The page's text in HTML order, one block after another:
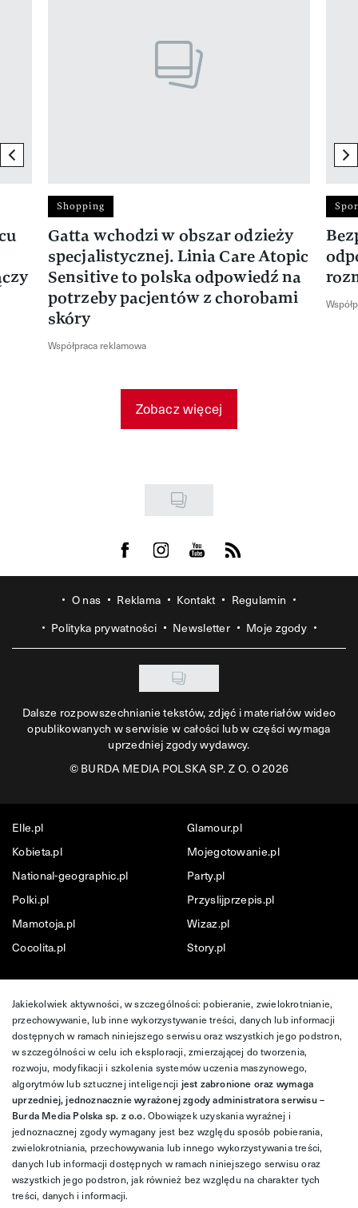
previous element
Shopping
Gatta wchodzi w obszar odzieży
specjalistycznej. Linia Care Atopic
Sensitive to polska odpowiedź na
potrzeby pacjentów z chorobami
skóry
Współpraca reklamowa
Zobacz więcej
Visit us on Facebook
Visit us on Instagram
Visit us on Youtube
Visit us on Rss
O nas Reklama Kontakt
Regulamin
Polityka prywatności
Newsletter Moje zgody
Dalsze rozpowszechnianie tekstów, zdjęć i materiałów wideo
opublikowanych w serwisie w całości lub w części wymaga
uprzedniej zgody wydawcy.
©BURDA MEDIA POLSKA SP. Z O. O 2026
Elle.pl
Glamour.pl
Kobieta.pl
Mojegotowanie.pl
National-geographic.pl
Party.pl
Polki.pl
Przyslijprzepis.pl
Mamotoja.pl
Wizaz.pl
Cocolita.pl
Story.pl
Jakiekolwiek aktywności, w szczególności: pobieranie, zwielokrotnianie,
przechowywanie, lub inne wykorzystywanie treści, danych lub informacji
dostępnych w ramach niniejszego serwisu oraz wszystkich jego podstron,
w szczególności w celu ich eksploracji, zmierzającej do tworzenia,
rozwoju, modyfikacji i szkolenia systemów uczenia maszynowego,
algorytmów lub sztucznej inteligencji jest zabronione oraz wymaga
uprzedniej, jednoznacznie wyrażonej zgody administratora serwisu –
Burda Media Polska sp. z o.o.Obowiązek uzyskania wyraźnej i
jednoznacznej zgody wymagany jest bez względu sposób pobierania,
zwielokrotniania, przechowywania lub innego wykorzystywania treści,
danych lub informacji dostępnych w ramach niniejszego serwisu oraz
wszystkich jego podstron, jak również bez względu na charakter tych
treści, danych i informacji.